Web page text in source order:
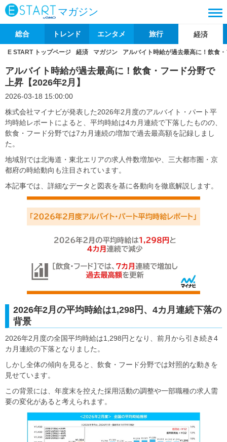
マガジン
総合 トレンド エンタメ 旅行 経済
E START トップページ 経済 マガジン アルバイト時給が過去最高に！飲食
アルバイト時給が過去最高に！飲食・フード分野で
上昇【2026年2月】
2026-03-18 15:00:00
株式会社マイナビが発表した2026年2月度のアルバイト・パート平
均時給レポートによると、平均時給は4カ月連続で下落したものの、
飲食・フード分野では7カ月連続の増加で過去最高額を記録しまし
た。
地域別では北海道・東北エリアの求人件数増加や、三大都市圏・京
都府の時給動向も注目されています。
本記事では、詳細なデータと図表を基に各動向を徹底解説します。
2026年2月の平均時給は1,298円、4カ月連続下落の
背景
2026年2月度の全国平均時給は1,298円となり、前月から引き続き4
カ月連続の下落となりました。
しかし全体の傾向を見ると、飲食・フード分野では対照的な動きを
見せています。
この背景には、年度末を控えた採用活動の調整や一部職種の求人需
要の変化があると考えられます。